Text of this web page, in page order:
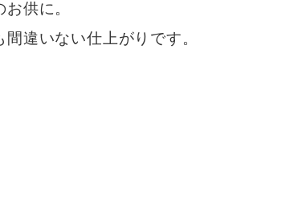
供に。
違いない仕上がりです。